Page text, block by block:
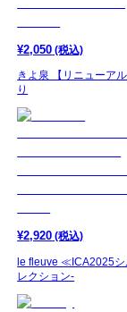
¥2,050 (税込)
きよ泉 【リニューア
り
¥2,920 (税込)
le fleuve ≪ICA2025
レクション-